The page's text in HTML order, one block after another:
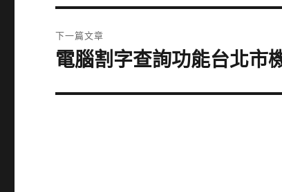
篇
文
章:
下一篇文章
下
篇
電腦割字查詢功能台北市